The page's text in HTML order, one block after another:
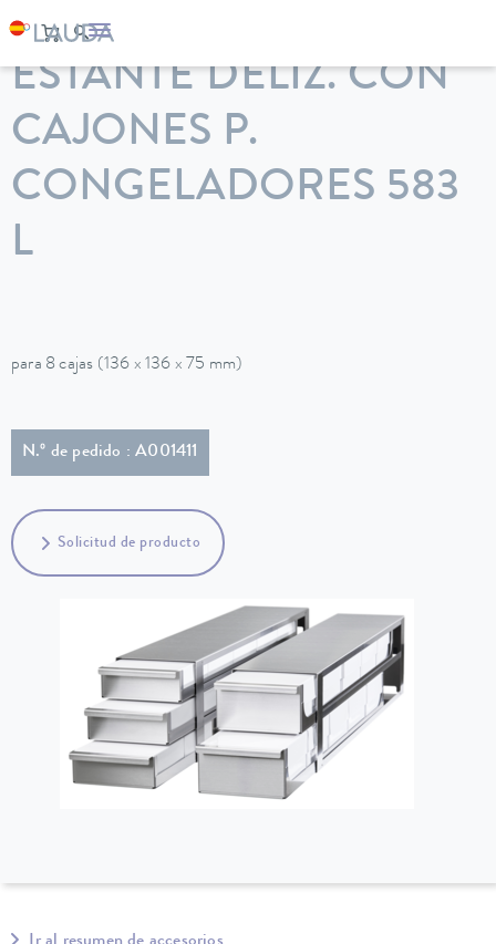
LAUDA Equipos de termorregulación
ESTANTE DELIZ. CON
CAJONES P.
CONGELADORES 583
L
para 8 cajas (136 x 136 x 75 mm)
N.º de pedido : A001411
Solicitud de producto